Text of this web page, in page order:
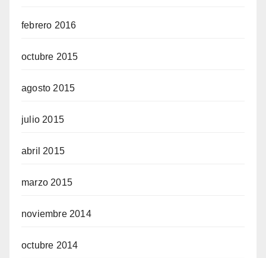
febrero 2016
octubre 2015
agosto 2015
julio 2015
abril 2015
marzo 2015
noviembre 2014
octubre 2014